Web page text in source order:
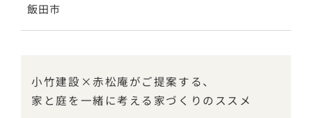
飯田市
小竹建設×赤松庵がご提案する、
家と庭を一緒に考える家づくりのススメ